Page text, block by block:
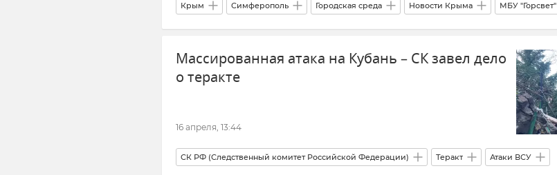
Крым Симферополь Городская среда Новости Крыма МБУ "Горсвет"
Общество Благоустройство
Массированная атака на Кубань – СК завел дело
о теракте
16 апреля, 13:44
СК РФ (Следственный комитет Российской Федерации) Теракт Атаки ВСУ